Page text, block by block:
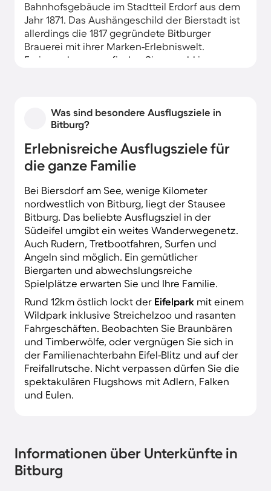
Bahnhofsgebäude im Stadtteil Erdorf aus dem
Jahr 1871. Das Aushängeschild der Bierstadt ist
allerdings die 1817 gegründete Bitburger
Brauerei mit ihrer Marken-Erlebniswelt.
Ferienwohnungen finden Sie sowohl im
Was sind besondere Ausflugsziele in
Bitburg?
Erlebnisreiche Ausflugsziele für
die ganze Familie
Bei Biersdorf am See, wenige Kilometer
nordwestlich von Bitburg, liegt der Stausee
Bitburg. Das beliebte Ausflugsziel in der
Südeifel umgibt ein weites Wanderwegenetz.
Auch Rudern, Tretbootfahren, Surfen und
Angeln sind möglich. Ein gemütlicher
Biergarten und abwechslungsreiche
Spielplätze erwarten Sie und Ihre Familie.
Rund 12km östlich lockt der Eifelpark mit einem
Wildpark inklusive Streichelzoo und rasanten
Fahrgeschäften. Beobachten Sie Braunbären
und Timberwölfe, oder vergnügen Sie sich in
der Familienachterbahn Eifel-Blitz und auf der
Freifallrutsche. Nicht verpassen dürfen Sie die
spektakulären Flugshows mit Adlern, Falken
und Eulen.
Informationen über Unterkünfte in
Bitburg